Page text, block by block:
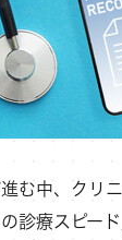
む中、クリ
診療スピー